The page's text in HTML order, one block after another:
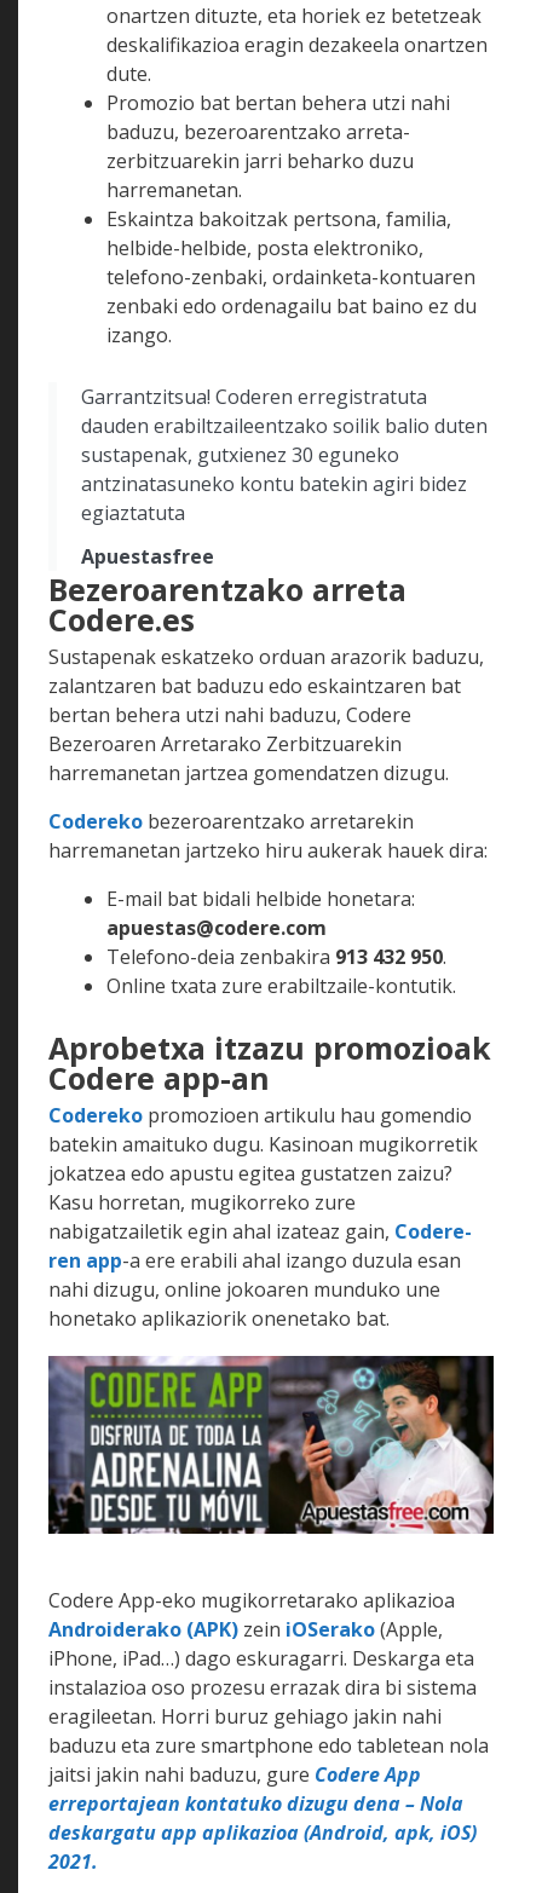
onartzen dituzte, eta horiek ez betetzeak
deskalifikazioa eragin dezakeela onartzen
dute.
Promozio bat bertan behera utzi nahi
baduzu, bezeroarentzako arreta-
zerbitzuarekin jarri beharko duzu
harremanetan.
Eskaintza bakoitzak pertsona, familia,
helbide-helbide, posta elektroniko,
telefono-zenbaki, ordainketa-kontuaren
zenbaki edo ordenagailu bat baino ez du
izango.
Garrantzitsua! Coderen erregistratuta
dauden erabiltzaileentzako soilik balio duten
sustapenak, gutxienez 30 eguneko
antzinatasuneko kontu batekin agiri bidez
egiaztatuta
Apuestasfree
Bezeroarentzako arreta
Codere.es
Sustapenak eskatzeko orduan arazorik baduzu,
zalantzaren bat baduzu edo eskaintzaren bat
bertan behera utzi nahi baduzu, Codere
Bezeroaren Arretarako Zerbitzuarekin
harremanetan jartzea gomendatzen dizugu.
Codereko bezeroarentzako arretarekin
harremanetan jartzeko hiru aukerak hauek dira:
E-mail bat bidali helbide honetara:
apuestas@codere.com
Telefono-deia zenbakira 913 432 950.
Online txata zure erabiltzaile-kontutik.
Aprobetxa itzazu promozioak
Codere app-an
Codereko promozioen artikulu hau gomendio
batekin amaituko dugu. Kasinoan mugikorretik
jokatzea edo apustu egitea gustatzen zaizu?
Kasu horretan, mugikorreko zure
nabigatzailetik egin ahal izateaz gain, Codere-
ren app-a ere erabili ahal izango duzula esan
nahi dizugu, online jokoaren munduko une
honetako aplikaziorik onenetako bat.
Codere App-eko mugikorretarako aplikazioa
Androiderako (APK) zein iOSerako(Apple,
iPhone, iPad…) dago eskuragarri. Deskarga eta
instalazioa oso prozesu errazak dira bi sistema
eragileetan. Horri buruz gehiago jakin nahi
baduzu eta zure smartphone edo tabletean nola
jaitsi jakin nahi baduzu, gure Codere App
erreportajean kontatuko dizugu dena – Nola
deskargatu app aplikazioa (Android, apk, iOS)
2021.